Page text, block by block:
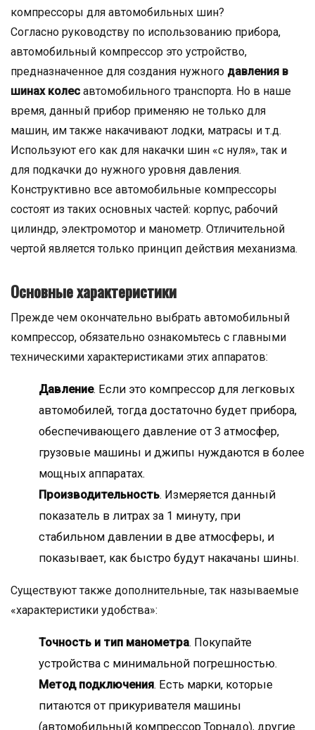
компрессоры для автомобильных шин?
Согласно руководству по использованию прибора,
автомобильный компрессор это устройство,
предназначенное для создания нужного давления в
шинах колес автомобильного транспорта. Но в наше
время, данный прибор применяю не только для
машин, им также накачивают лодки, матрасы и т.д.
Используют его как для накачки шин «с нуля», так и
для подкачки до нужного уровня давления.
Конструктивно все автомобильные компрессоры
состоят из таких основных частей: корпус, рабочий
цилиндр, электромотор и манометр. Отличительной
чертой является только принцип действия механизма.
Основные характеристики
Прежде чем окончательно выбрать автомобильный
компрессор, обязательно ознакомьтесь с главными
техническими характеристиками этих аппаратов:
Давление. Если это компрессор для легковых
автомобилей, тогда достаточно будет прибора,
обеспечивающего давление от 3 атмосфер,
грузовые машины и джипы нуждаются в более
мощных аппаратах.
Производительность. Измеряется данный
показатель в литрах за 1 минуту, при
стабильном давлении в две атмосферы, и
показывает, как быстро будут накачаны шины.
Существуют также дополнительные, так называемые
«характеристики удобства»:
Точность и тип манометра. Покупайте
устройства с минимальной погрешностью.
Метод подключения. Есть марки, которые
питаются от прикуривателя машины
(автомобильный компрессор Торнадо), другие